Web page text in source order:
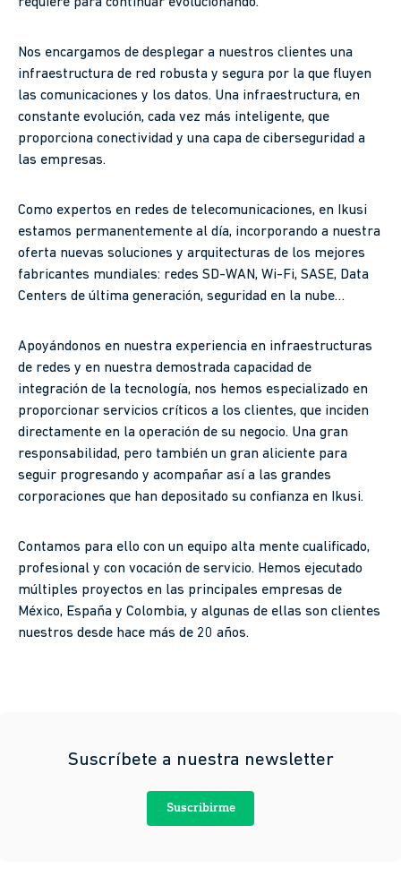
Nos encargamos de desplegar a nuestros clientes una
infraestructura de red robusta y segura por la que fluyen
las comunicaciones y los datos. Una infraestructura, en
constante evolución, cada vez más inteligente, que
proporciona conectividad y una capa de ciberseguridad a
las empresas.
Como expertos en redes de telecomunicaciones, en Ikusi
estamos permanentemente al día, incorporando a nuestra
oferta nuevas soluciones y arquitecturas de los mejores
fabricantes mundiales: redes SD-WAN, Wi-Fi, SASE, Data
Centers de última generación, seguridad en la nube…
Apoyándonos en nuestra experiencia en infraestructuras
de redes y en nuestra demostrada capacidad de
integración de la tecnología, nos hemos especializado en
proporcionar servicios críticos a los clientes, que inciden
directamente en la operación de su negocio. Una gran
responsabilidad, pero también un gran aliciente para
seguir progresando y acompañar así a las grandes
corporaciones que han depositado su confianza en Ikusi.
Contamos para ello con un equipo alta mente cualificado,
profesional y con vocación de servicio. Hemos ejecutado
múltiples proyectos en las principales empresas de
México, España y Colombia, y algunas de ellas son clientes
nuestros desde hace más de 20 años.
Suscríbete a nuestra newsletter
Suscribirme